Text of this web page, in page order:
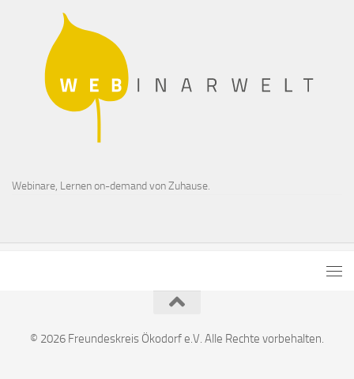
Webinare, Lernen on-demand von Zuhause.
© 2026 Freundeskreis Ökodorf e.V. Alle Rechte vorbehalten.